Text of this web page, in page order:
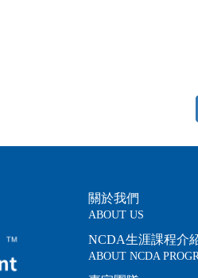
關於我們
ABOUT US
NCDA生涯課程介
ABOUT NCDA